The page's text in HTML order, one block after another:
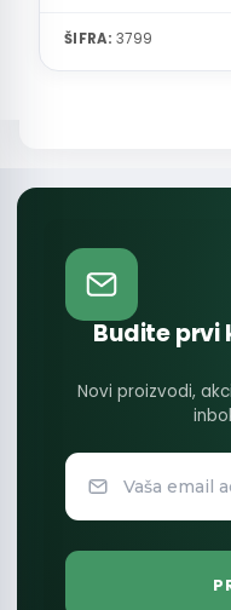
ŠIFRA: 3799
Budite prvi
Novi proizvodi,